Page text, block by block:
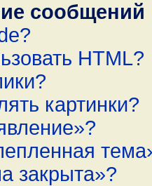
HTML?
картинки?
закрыта»?